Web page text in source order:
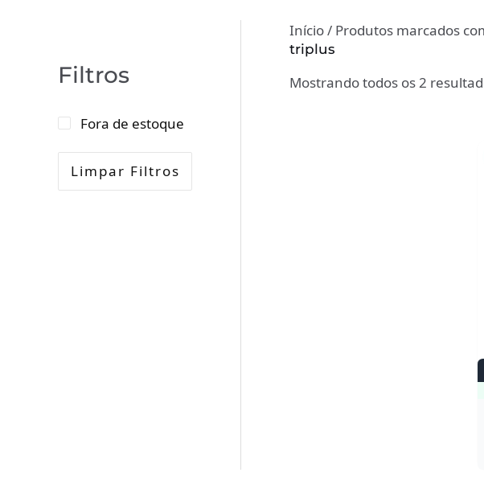
Filtros
Fora de estoque
Limpar Filtros
Início/ Produtos marcados
triplus
Mostrando todos os 2